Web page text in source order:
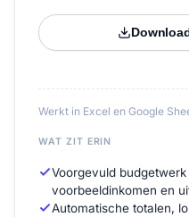
Werkt in Excel en Google
WAT ZIT ERIN
Voorgevuld
voorbeeldinkomen en
Automatische totalen,